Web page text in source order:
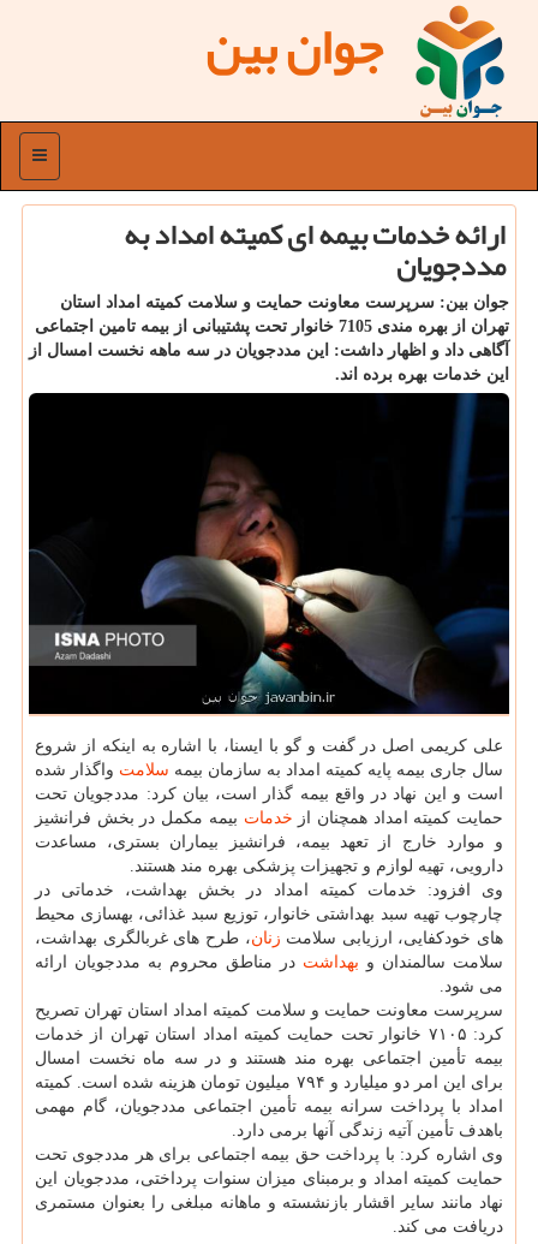
جوان بین
منو
ارائه خدمات بیمه ای كمیته امداد به
مددجویان
جوان بین: سرپرست معاونت حمایت و سلامت كمیته امداد استان
تهران از بهره مندی 7105 خانوار تحت پشتیبانی از بیمه تامین اجتماعی
آگاهی داد و اظهار داشت: این مددجویان در سه ماهه نخست امسال از
این خدمات بهره برده اند.
علی كریمی اصل در گفت و گو با ایسنا، با اشاره به اینكه از شروع
سال جاری بیمه پایه كمیته امداد به سازمان بیمه سلامت واگذار شده
است و این نهاد در واقع بیمه گذار است، بیان كرد: مددجویان تحت
حمایت كمیته امداد همچنان از خدمات بیمه مكمل در بخش فرانشیز
و موارد خارج از تعهد بیمه، فرانشیز بیماران بستری، مساعدت
دارویی، تهیه لوازم و تجهیزات پزشكی بهره مند هستند.
وی افزود: خدمات كمیته امداد در بخش بهداشت، خدماتی در
چارچوب تهیه سبد بهداشتی خانوار، توزیع سبد غذائی، بهسازی محیط
های خودكفایی، ارزیابی سلامت زنان، طرح های غربالگری بهداشت،
سلامت سالمندان و بهداشت در مناطق محروم به مددجویان ارائه
می شود.
سرپرست معاونت حمایت و سلامت كمیته امداد استان تهران تصریح
كرد: ۷۱۰۵ خانوار تحت حمایت كمیته امداد استان تهران از خدمات
بیمه تأمین اجتماعی بهره مند هستند و در سه ماه نخست امسال
برای این امر دو میلیارد و ۷۹۴ میلیون تومان هزینه شده است. كمیته
امداد با پرداخت سرانه بیمه تأمین اجتماعی مددجویان، گام مهمی
باهدف تأمین آتیه زندگی آنها برمی دارد.
وی اشاره كرد: با پرداخت حق بیمه اجتماعی برای هر مددجوی تحت
حمایت كمیته امداد و برمبنای میزان سنوات پرداختی، مددجویان این
نهاد مانند سایر اقشار بازنشسته و ماهانه مبلغی را بعنوان مستمری
دریافت می كند.